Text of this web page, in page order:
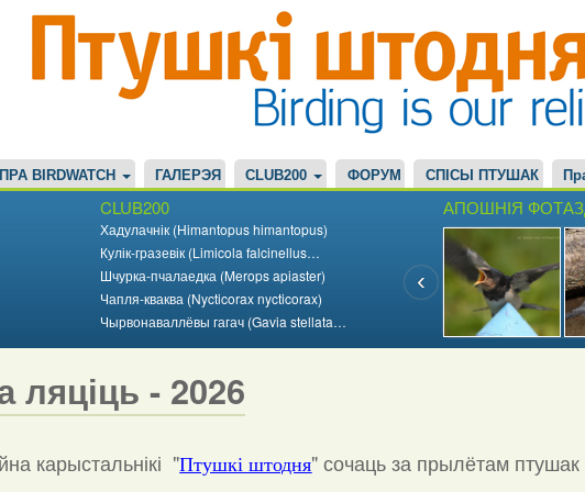
ПРА BIRDWATCH ГАЛЕРЭЯ CLUB200 ФОРУМ СПІСЫ ПТУШАК
CLUB200
Хадулачнік (Himantopus himantopus)
Кулік-гразевік (Limicola falcinellus…
Шчурка-пчалаедка (Merops apiaster)
Чапля-кваква (Nycticorax nycticorax)
Чырвонаваллёвы гагач (Gavia stellata…
АПОШНІЯ
ляціць - 2026
карыстальнікі "Птушкі штодня" сочаць за прылётам